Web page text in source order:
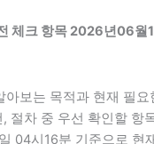
체크 항목 2026년06월
아보는 목적과 현재 필요
절차 중 우선 확인할 항
04시16분 기준으로 현